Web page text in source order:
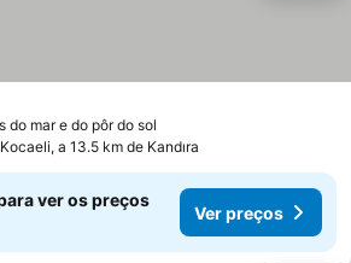
do mar e do pôr do sol
Kocaeli, a 13.5 km de Kandıra
ver os preços
Ver preços